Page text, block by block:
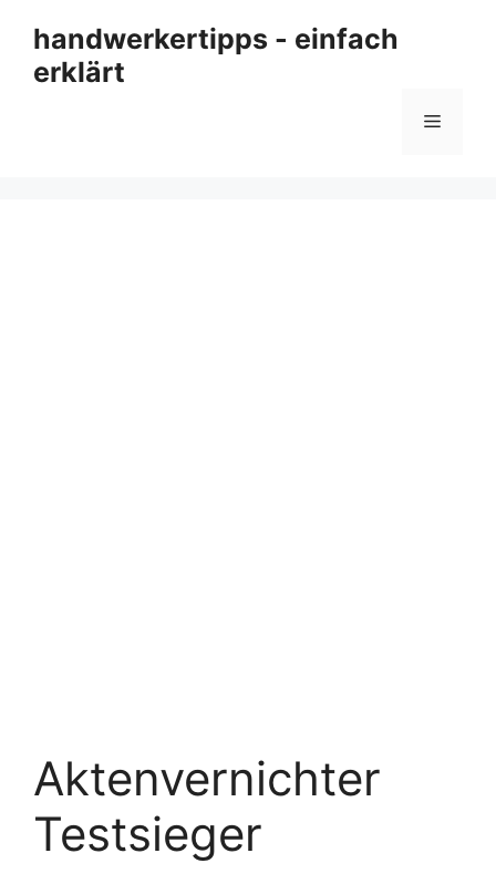
Inhalt
springen
handwerkertipps - einfach
erklärt
Menü
Aktenvernichter
Testsieger